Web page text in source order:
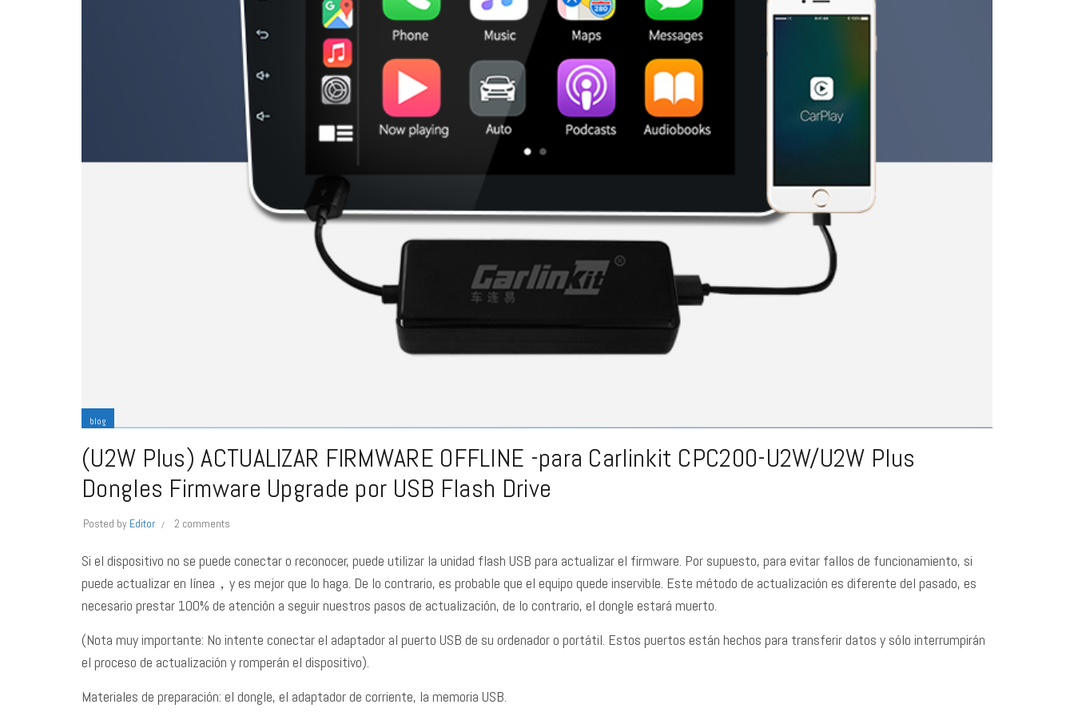
blog
(U2W Plus) ACTUALIZAR FIRMWARE OFFLINE -para Carlinkit CPC200-U2W/U2W Plus
Dongles Firmware Upgrade por USB Flash Drive
Posted by Editor 2 comments
Si el dispositivo no se puede conectar o reconocer, puede utilizar la unidad flash USB para actualizar el firmware. Por supuesto, para evitar fallos de funcionamiento, si
puede actualizar en línea，y es mejor que lo haga. De lo contrario, es probable que el equipo quede inservible. Este método de actualización es diferente del pasado, es
necesario prestar 100% de atención a seguir nuestros pasos de actualización, de lo contrario, el dongle estará muerto.
(Nota muy importante: No intente conectar el adaptador al puerto USB de su ordenador o portátil. Estos puertos están hechos para transferir datos y sólo interrumpirán
el proceso de actualización y romperán el dispositivo).
Materiales de preparación: el dongle, el adaptador de corriente, la memoria USB.